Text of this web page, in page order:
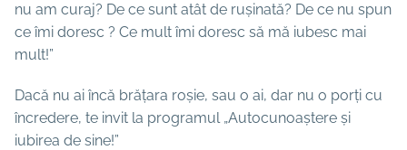
nu am curaj? De ce sunt atât de rușinată? De ce nu spun
ce îmi doresc ? Ce mult îmi doresc să mă iubesc mai
mult!”
Dacă nu ai încă brățara roșie, sau o ai, dar nu o porți cu
încredere, te invit la programul „Autocunoaștere și
iubirea de sine!”